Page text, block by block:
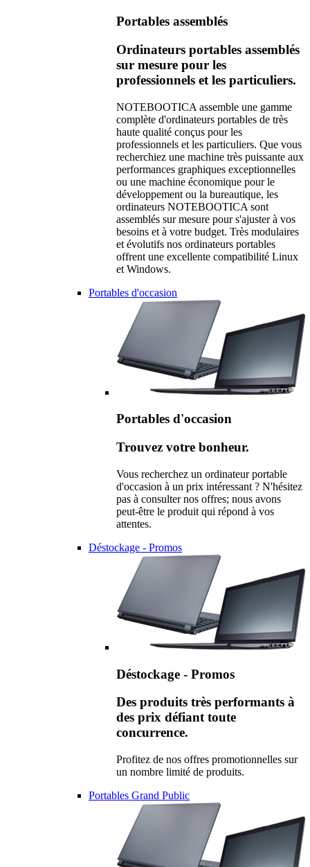
Portables assemblés
Ordinateurs portables assemblés
sur mesure pour les
professionnels et les particuliers.
NOTEBOOTICA assemble une gamme
complète d'ordinateurs portables de très
haute qualité conçus pour les
professionnels et les particuliers. Que vous
recherchiez une machine très puissante aux
performances graphiques exceptionnelles
ou une machine économique pour le
développement ou la bureautique, les
ordinateurs NOTEBOOTICA sont
assemblés sur mesure pour s'ajuster à vos
besoins et à votre budget. Très modulaires
et évolutifs nos ordinateurs portables
offrent une excellente compatibilité Linux
et Windows.
Portables d'occasion
Portables d'occasion
Trouvez votre bonheur.
Vous recherchez un ordinateur portable
d'occasion à un prix intéressant ? N'hésitez
pas à consulter nos offres; nous avons
peut-être le produit qui répond à vos
attentes.
Déstockage - Promos
Déstockage - Promos
Des produits très performants à
des prix défiant toute
concurrence.
Profitez de nos offres promotionnelles sur
un nombre limité de produits.
Portables Grand Public